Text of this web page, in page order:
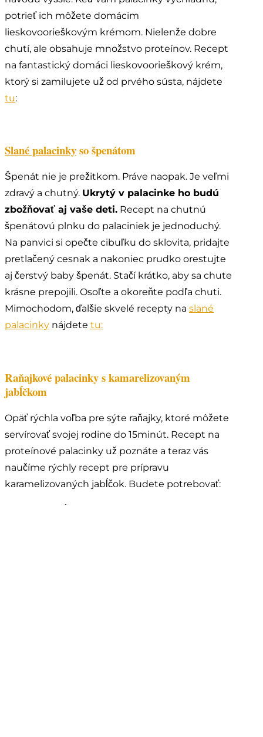
potrieť ich môžete domácim
lieskovoorieškovým krémom. Nielenže dobre
chutí, ale obsahuje množstvo proteínov. Recept
na fantastický domáci lieskovoorieškový krém,
ktorý si zamilujete už od prvého sústa, nájdete
tu:
Slané palacinkyso špenátom
Špenát nie je prežitkom. Práve naopak. Je veľmi
zdravý a chutný. Ukrytý v palacinke ho budú
zbožňovať aj vaše deti. Recept na chutnú
špenátovú plnku do palaciniek je jednoduchý.
Na panvici si opečte cibuľku do sklovita, pridajte
pretlačený cesnak a nakoniec prudko orestujte
aj čerstvý baby špenát. Stačí krátko, aby sa chute
krásne prepojili. Osoľte a okoreňte podľa chuti.
Mimochodom, ďalšie skvelé recepty na slané
palacinky nájdete tu:
Raňajkové palacinky s kamarelizovaným
jabĺčkom
Opäť rýchla voľba pre sýte raňajky, ktoré môžete
servírovať svojej rodine do 15minút. Recept na
proteínové palacinky už poznáte a teraz vás
naučíme rýchly recept pre prípravu
karamelizovaných jabĺčok. Budete potrebovať: